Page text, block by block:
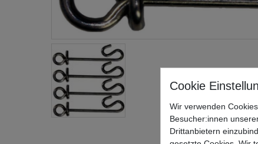
Wir verwenden
Besucher:innen
Drittanbietern